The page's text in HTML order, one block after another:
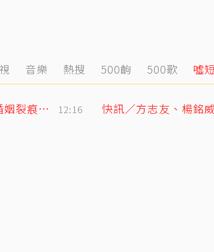
音樂 熱搜 500齣 500歌 噓
12年婚姻走到盡頭早有跡象？楊銘威、方志友過去婚姻裂痕一次看 12:16